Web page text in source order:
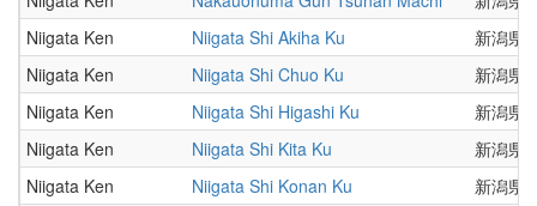
Niigata Ken
Niigata Shi Akiha Ku
新潟県
Niigata Ken
Niigata Shi Chuo Ku
新潟県
Niigata Ken
Niigata Shi Higashi Ku
新潟県
Niigata Ken
Niigata Shi Kita Ku
新潟県
Niigata Ken
Niigata Shi Konan Ku
新潟県